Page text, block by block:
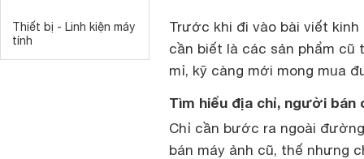
Thiết bị - Linh kiện máy
tính
Trước khi đi vào bài viết
cần biết là các sản phẩm cũ
mỉ, kỹ càng mới mong mua
Tìm hiểu địa chỉ, người bán
Chỉ cần bước ra ngoài
bán máy ảnh cũ, thế nhưng